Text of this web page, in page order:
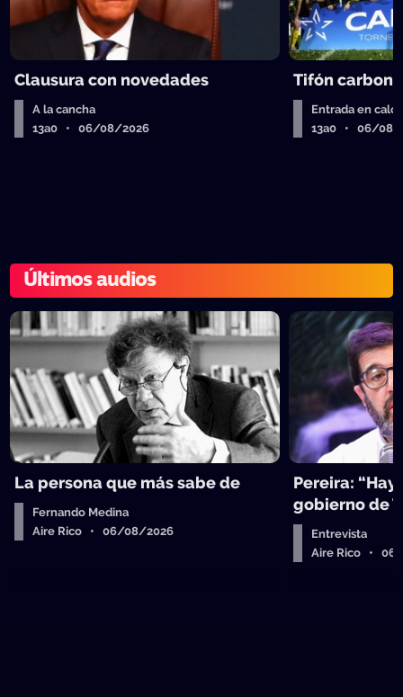
Clausura con novedades
A la cancha
13a0 • 06/08/2026
Tifón
Entrada en calor
13a0 • 06/08/
Últimos audios
La persona que más sabe de
Fernando Medina
Aire Rico • 06/08/2026
Pereira:
gobierno de
Entrevista
Aire Rico •